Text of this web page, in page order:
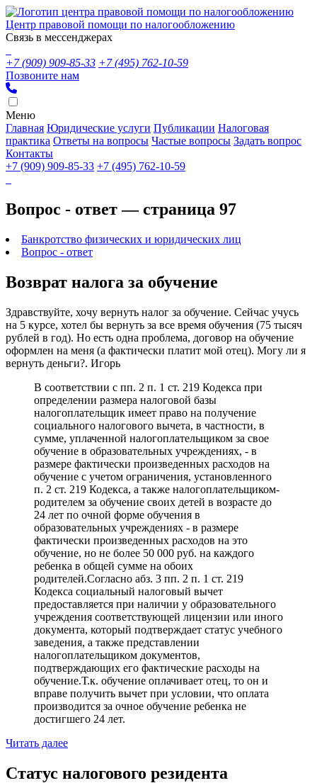
Центр правовой помощи по налогообложению
Связь в мессенджерах
+7 (909) 909-85-33 +7 (495) 762-10-59
Позвоните нам
Меню
Главная Юридические услуги Публикации Налоговая
практика Ответы на вопросы Частые вопросы Задать вопрос
Контакты
+7 (909) 909-85-33 +7 (495) 762-10-59
Вопрос - ответ — страница 97
Банкротство физических и юридических лиц
Вопрос - ответ
Возврат налога за обучение
Здравствуйте, хочу вернуть налог за обучение. Сейчас учусь
на 5 курсе, хотел бы вернуть за все время обучения (75 тысяч
рублей в год). Но есть одна проблема, договор на обучение
оформлен на меня (а фактически платит мой отец). Могу ли я
вернуть деньги?. Игорь
В соответствии с пп. 2 п. 1 ст. 219 Кодекса при
определении размера налоговой базы
налогоплательщик имеет право на получение
социального налогового вычета, в частности, в
сумме, уплаченной налогоплательщиком за свое
обучение в образовательных учреждениях, - в
размере фактически произведенных расходов на
обучение с учетом ограничения, установленного
п. 2 ст. 219 Кодекса, а также налогоплательщиком-
родителем за обучение своих детей в возрасте до
24 лет по очной форме обучения в
образовательных учреждениях - в размере
фактически произведенных расходов на это
обучение, но не более 50 000 руб. на каждого
ребенка в общей сумме на обоих
родителей.Согласно абз. 3 пп. 2 п. 1 ст. 219
Кодекса социальный налоговый вычет
предоставляется при наличии у образовательного
учреждения соответствующей лицензии или иного
документа, который подтверждает статус учебного
заведения, а также представлении
налогоплательщиком документов,
подтверждающих его фактические расходы на
обучение.Т.к. обучение оплачивает отец, то он и
вправе получить вычет при условии, что оплата
производится за очное обучение ребенка не
достигшего 24 лет.
Читать далее
Статус налогового резидента